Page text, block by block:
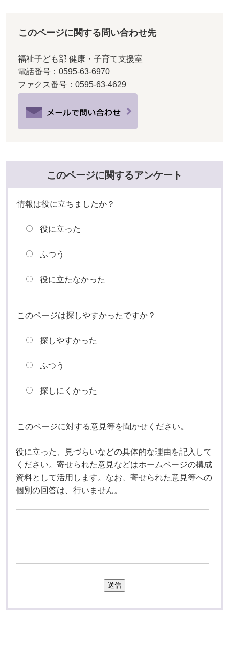
このページに関する問い合わせ先
福祉子ども部 健康・子育て支援室
電話番号：0595-63-6970
ファクス番号：0595-63-4629
このページに関するアンケート
情報は役に立ちましたか？
役に立った
ふつう
役に立たなかった
このページは探しやすかったですか？
探しやすかった
ふつう
探しにくかった
このページに対する意見等を聞かせください。
役に立った、見づらいなどの具体的な理由を記入して
ください。寄せられた意見などはホームページの構成
資料として活用します。なお、寄せられた意見等への
個別の回答は、行いません。
送信